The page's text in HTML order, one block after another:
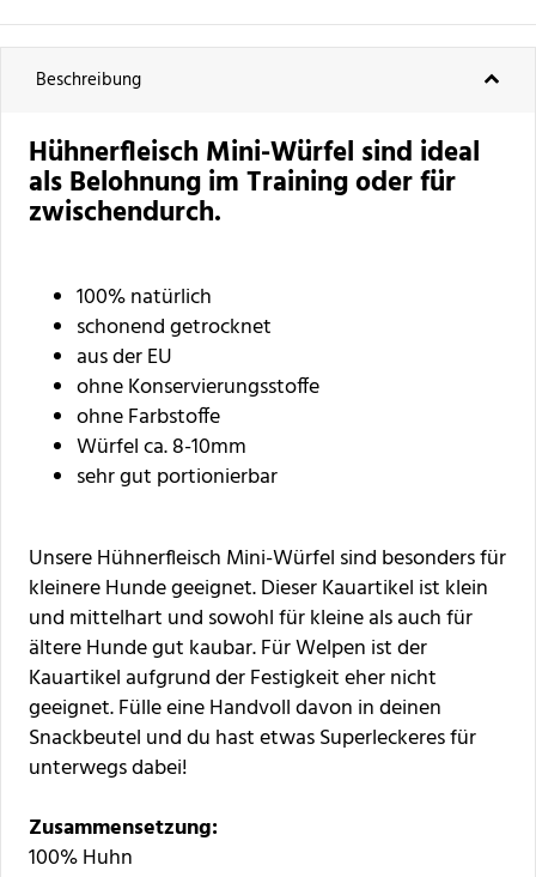
Beschreibung
Hühnerfleisch Mini-Würfel sind ideal
als Belohnung im Training oder für
zwischendurch.
100% natürlich
schonend getrocknet
aus der EU
ohne Konservierungsstoffe
ohne Farbstoffe
Würfel ca. 8-10mm
sehr gut portionierbar
Unsere Hühnerfleisch Mini-Würfel sind besonders für
kleinere Hunde geeignet. Dieser Kauartikel ist klein
und mittelhart und sowohl für kleine als auch für
ältere Hunde gut kaubar. Für Welpen ist der
Kauartikel aufgrund der Festigkeit eher nicht
geeignet. Fülle eine Handvoll davon in deinen
Snackbeutel und du hast etwas Superleckeres für
unterwegs dabei!
Zusammensetzung:
100% Huhn